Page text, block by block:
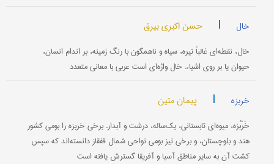
خال | حسن اکبری بیرق
خال، نقطه‌ای غالباً تیره، سیاه و ناهمگون با رنگ زمینه، بر اندام انسان،
حیوان یا بر روی اشیاء. خال واژه‌ای است عربی با معانی متعدد
خربزه | پیمان متین
خَرْبُزه، میوه‌ای تابستانی، یک‌ساله، درشت و آبدار. برخی خربزه را بومی کشور
هند و بلوچستان، و برخی نیز بومی نواحی شمال قفقاز دانسته‌اند که سپس
کشت آن به سایر مناطق آسیا و آفریقا گسترش یافته است